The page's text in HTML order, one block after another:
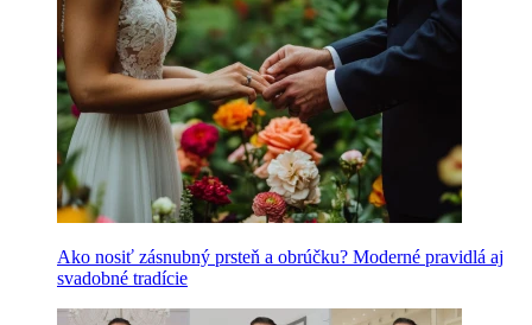
Ako nosiť zásnubný prsteň a obrúčku? Moderné pravidlá aj
svadobné tradície